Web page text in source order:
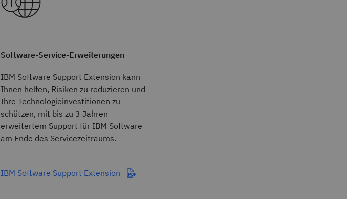
Software-Service-Erweiterungen
IBM Software Support Extension kann
Ihnen helfen, Risiken zu reduzieren und
Ihre Technologieinvestitionen zu
schützen, mit bis zu 3 Jahren
erweitertem Support für IBM Software
am Ende des Servicezeitraums.
IBM Software Support Extension